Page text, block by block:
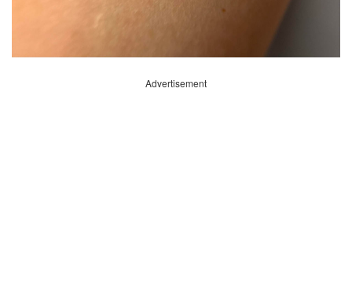
Advertisement